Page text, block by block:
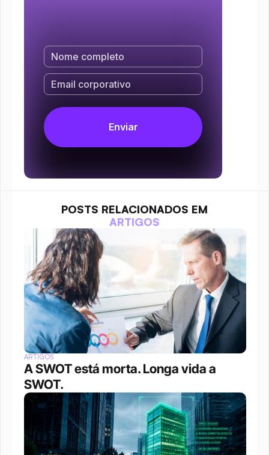
POSTS RELACIONADOS EM
ARTIGOS
ARTIGOS
A SWOT está morta. Longa vida a
SWOT.